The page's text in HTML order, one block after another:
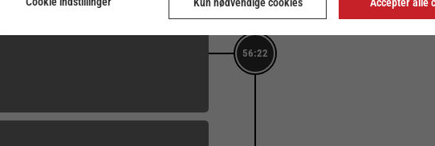
56:22